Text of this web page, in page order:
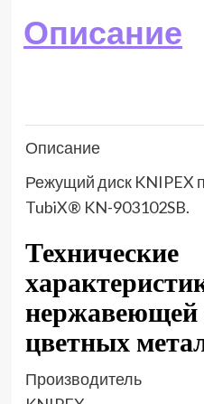
Описание
Описание
Режущий диск KNIPEX
TubiX® KN-903102SB.
Технические
нержавеющей
цветных
Производитель